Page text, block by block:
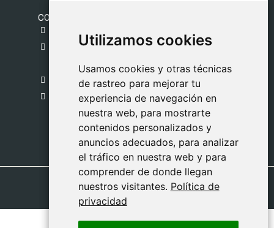
Utilizamos cookies
Usamos cookies y otras técnicas
de rastreo para mejorar tu
experiencia de navegación en
nuestra web, para mostrarte
contenidos personalizados y
anuncios adecuados, para analizar
el tráfico en nuestra web y para
comprender de donde llegan
nuestros visitantes. Política de
privacidad
Utilizamos cookies
Usamos cookies y otras técnicas
de rastreo para mejorar tu
experiencia de navegación en
nuestra web, para mostrarte
contenidos personalizados y
anuncios adecuados, para analizar
el tráfico en nuestra web y para
comprender de donde llegan
nuestros visitantes. Política de
privacidad
CONTACTO
C. del Pradillo, 6, 28770 Colmenar Viejo,
Madrid
918 459 877
Lunes a Viernes
09:00 - 13:00